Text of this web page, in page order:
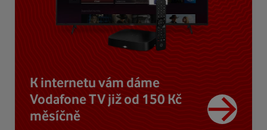
K internetu vám dáme
Vodafone TV již od 150 Kč
měsíčně